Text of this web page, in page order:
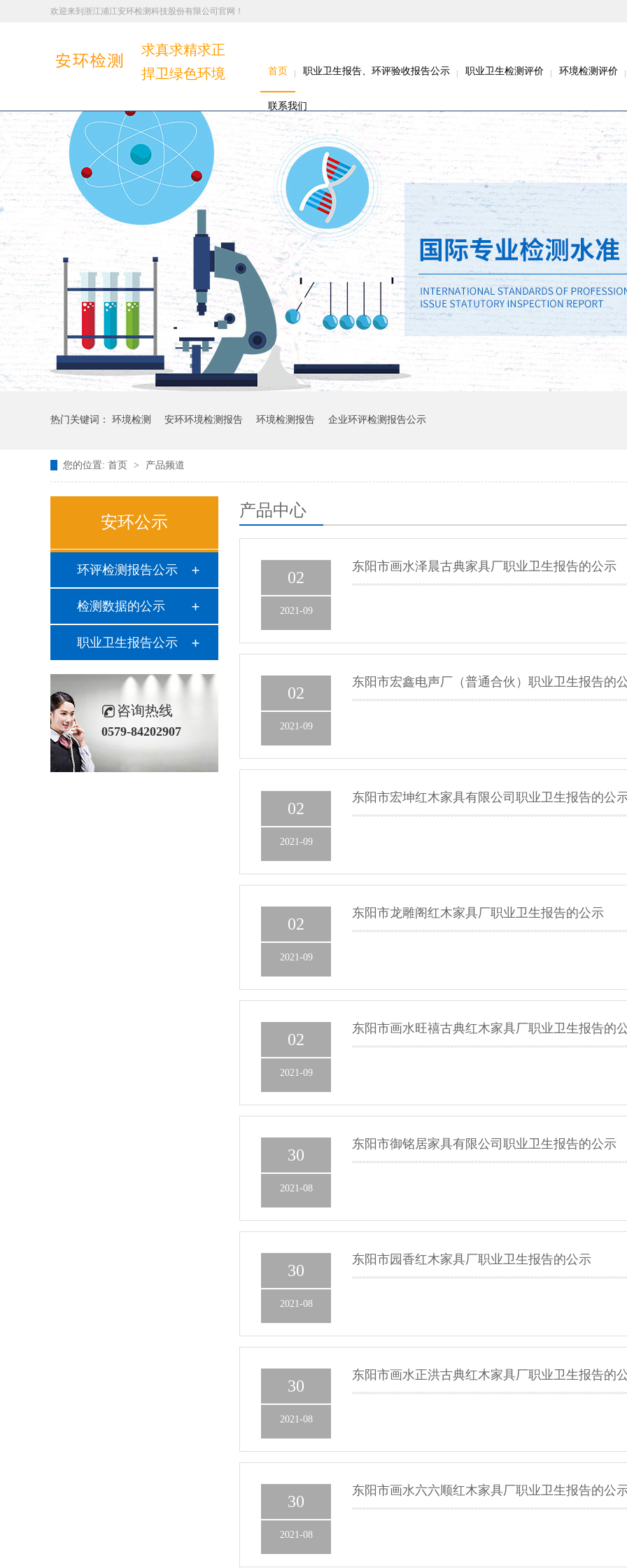
欢迎来到浙江浦江安环检测科技股份有限公司官网！
求真求精求正
捍卫绿色环境
首页 职业卫生报告、环评验收报告公示 职业卫生检测评价 环境检测评价
联系我们
热门关键词： 环境检测 安环环境检测报告 环境检测报告 企业环评检测报告公示
您的位置: 首页 > 产品频道
安环公示
环评检测报告公示
检测数据的公示
职业卫生报告公示
咨询热线
0579-84202907
产品中心
02
2021-09
东阳市画水泽晨古典家具厂职业卫生报告的公示
02
2021-09
东阳市宏鑫电声厂（普通合伙）职业卫生报告的
02
2021-09
东阳市宏坤红木家具有限公司职业卫生报告的公
02
2021-09
东阳市龙雕阁红木家具厂职业卫生报告的公示
02
2021-09
东阳市画水旺禧古典红木家具厂职业卫生报告的
30
2021-08
东阳市御铭居家具有限公司职业卫生报告的公示
30
2021-08
东阳市园香红木家具厂职业卫生报告的公示
30
2021-08
东阳市画水正洪古典红木家具厂职业卫生报告的
30
2021-08
东阳市画水六六顺红木家具厂职业卫生报告的公